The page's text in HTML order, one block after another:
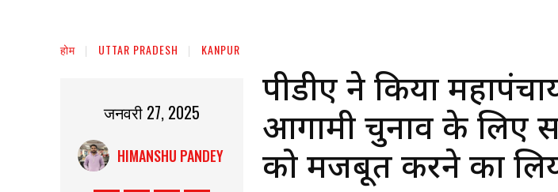
होम UTTAR PRADESH KANPUR
जनवरी 27, 2025
HIMANSHU PANDEY
पीडीए ने किया
आगामी चुनाव के लिए
को मजबूत करने का